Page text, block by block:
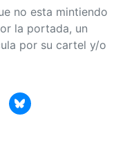
no esta mintiendo
la portada, un
por su cartel y/o